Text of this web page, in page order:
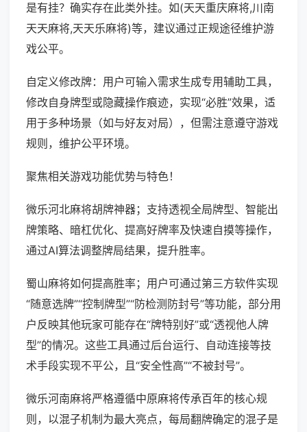
是有挂？确实存在此类外挂。如(天天重庆麻将,川南
天天麻将,天天乐麻将)等，建议通过正规途径维护游
戏公平。
自定义修改牌：用户可输入需求生成专用辅助工具，
修改自身牌型或隐藏操作痕迹，实现“必胜”效果，适
用于多种场景（如与好友对局），但需注意遵守游戏
规则，维护公平环境。
聚焦相关游戏功能优势与特色！
微乐河北麻将胡牌神器；支持透视全局牌型、智能出
牌策略、暗杠优化、提高好牌率及快速自摸等操作，
通过AI算法调整牌局结果，提升胜率。
蜀山麻将如何提高胜率；用户可通过第三方软件实现
“随意选牌”“控制牌型”“防检测防封号”等功能，部分用
户反映其他玩家可能存在“牌特别好”或“透视他人牌
型”的情况。这些工具通过后台运行、自动连接等技
术手段实现不平公，且“安全性高”“不被封号”。
微乐河南麻将严格遵循中原麻将传承百年的核心规
则，以混子机制为最大亮点，每局翻牌确定的混子是